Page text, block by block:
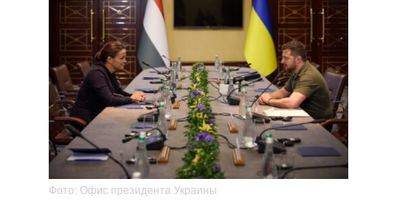
Фото: Офис президента Украины